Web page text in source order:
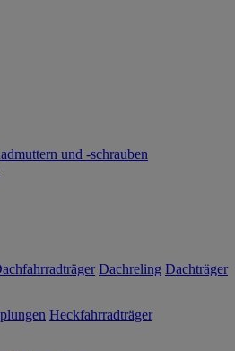
und -schrauben
Dachreling Dachträger
Heckfahrradträger